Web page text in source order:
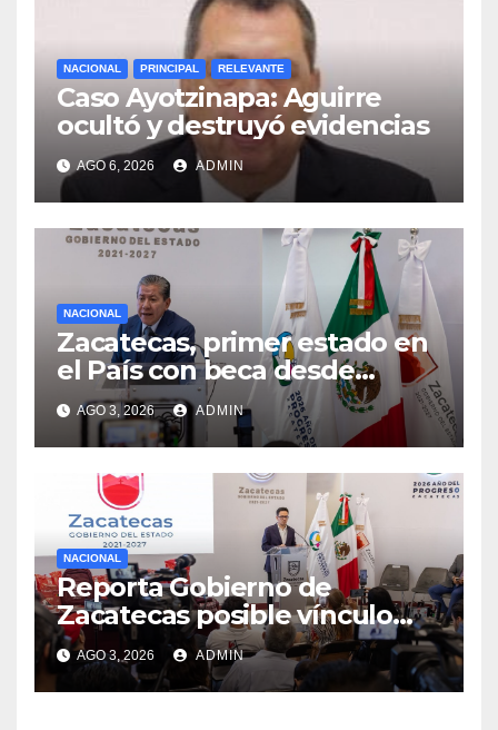
NACIONAL PRINCIPAL RELEVANTE
Caso Ayotzinapa: Aguirre
ocultó y destruyó evidencias
AGO 6, 2026 ADMIN
NACIONAL
Zacatecas, primer estado en
el País con beca desde
primaria a formación
profesional: David Monreal
AGO 3, 2026 ADMIN
NACIONAL
Reporta Gobierno de
Zacatecas posible vínculo
entre vehículos utilizados en
Calera y los hechos del 18 de
julio
AGO 3, 2026 ADMIN